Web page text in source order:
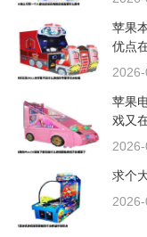
苹果
优点
苹果
戏又
求个